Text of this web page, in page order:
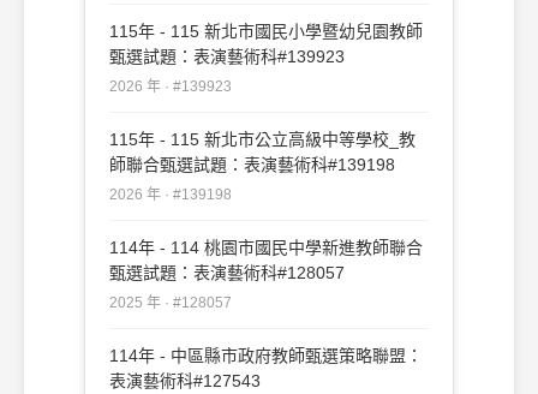
115年 - 115 新北市國民小學暨幼兒園教師
甄選試題：表演藝術科#139923
2026 年 · #139923
115年 - 115 新北市公立高級中等學校_教
師聯合甄選試題：表演藝術科#139198
2026 年 · #139198
114年 - 114 桃園市國民中學新進教師聯合
甄選試題：表演藝術科#128057
2025 年 · #128057
114年 - 中區縣市政府教師甄選策略聯盟：
表演藝術科#127543